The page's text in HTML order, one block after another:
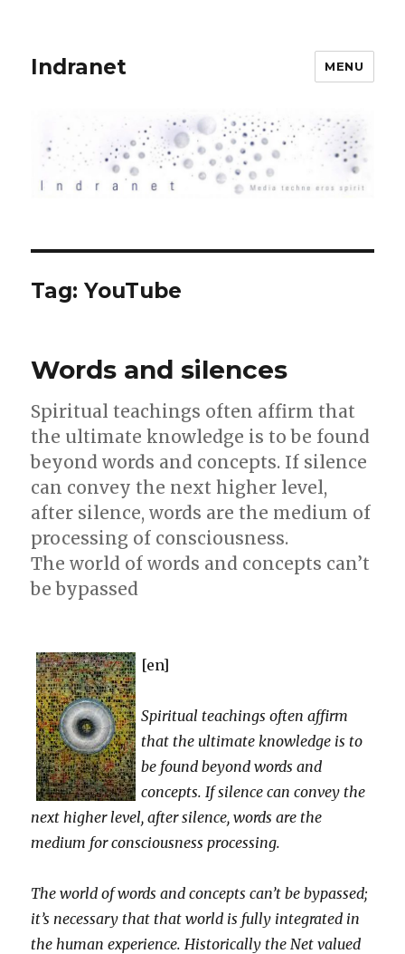
Indranet MENU
Tag:YouTube
Words and silences
Spiritual teachings often affirm that
the ultimate knowledge is to be found
beyond words and concepts. If silence
can convey the next higher level,
after silence, words are the medium of
processing of consciousness.
The world of words and concepts can’t
be bypassed
[en]
Spiritual teachings often affirm
that the ultimate knowledge is to
be found beyond words and
concepts. If silence can convey the
next higher level, after silence, words are the
medium for consciousness processing.
The world of words and concepts can’t be bypassed;
it’s necessary that that world is fully integrated in
the human experience. Historically the Net valued